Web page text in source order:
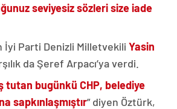
seviyesiz sözleri size iade
Parti Denizli Milletvekili Yasin
da Şeref Arpacı’ya verdi.
tutan bugünkü CHP, belediye
sapkınlaşmıştır” diyen Öztürk,